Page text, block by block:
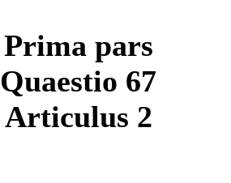
Prima pars
Quaestio 67
Articulus 2